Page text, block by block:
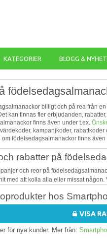
KATEGORIER BLOGG &
billigt och på rea från
kan finnas fler erbjudanden,
finns även under t.ex.
kampanjkoder,
födelsedagsalmanackor finns
rabatter på
och reor på
med att kolla alla eller missat
hos
VISA
för nya kunder. Mer från: